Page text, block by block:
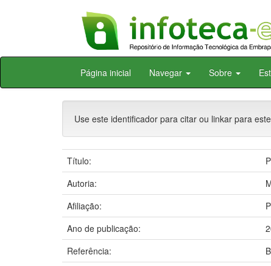
Skip
Página inicial Navegar Sobre
Use este identificador para citar ou linkar para
Título:
Autoria:
Afiliação:
Ano de publicação:
Referência: